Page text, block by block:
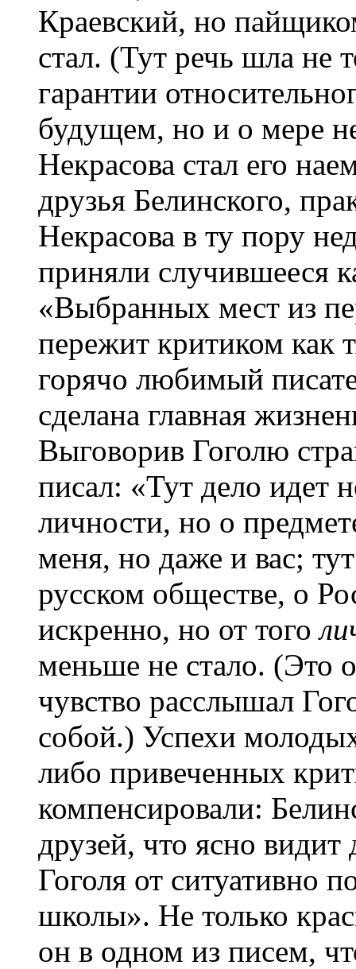
Краевский, но
стал. (Тут речь шла не
гарантии
будущем, но и о мере
Некрасова стал его
друзья Белинского,
Некрасова в ту пору
приняли случившееся
«Выбранных мест из
пережит критиком как
горячо любимый
сделана главная
Выговорив Гоголю
писал: «Тут дело идет
личности, но о
меня, но даже и вас;
русском обществе, о
искренно, но от того
меньше не стало. (Это
чувство расслышал
собой.) Успехи
либо привеченных
компенсировали:
друзей, что ясно
Гоголя от ситуативно
школы». Не только
он в одном из писем,